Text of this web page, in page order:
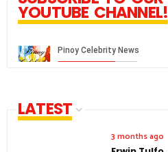
YOUTUBE CHANNEL!
LATEST
3 months ago